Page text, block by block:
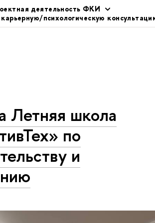
деятельность ФКИ
психологическую
Летняя школа
по
и